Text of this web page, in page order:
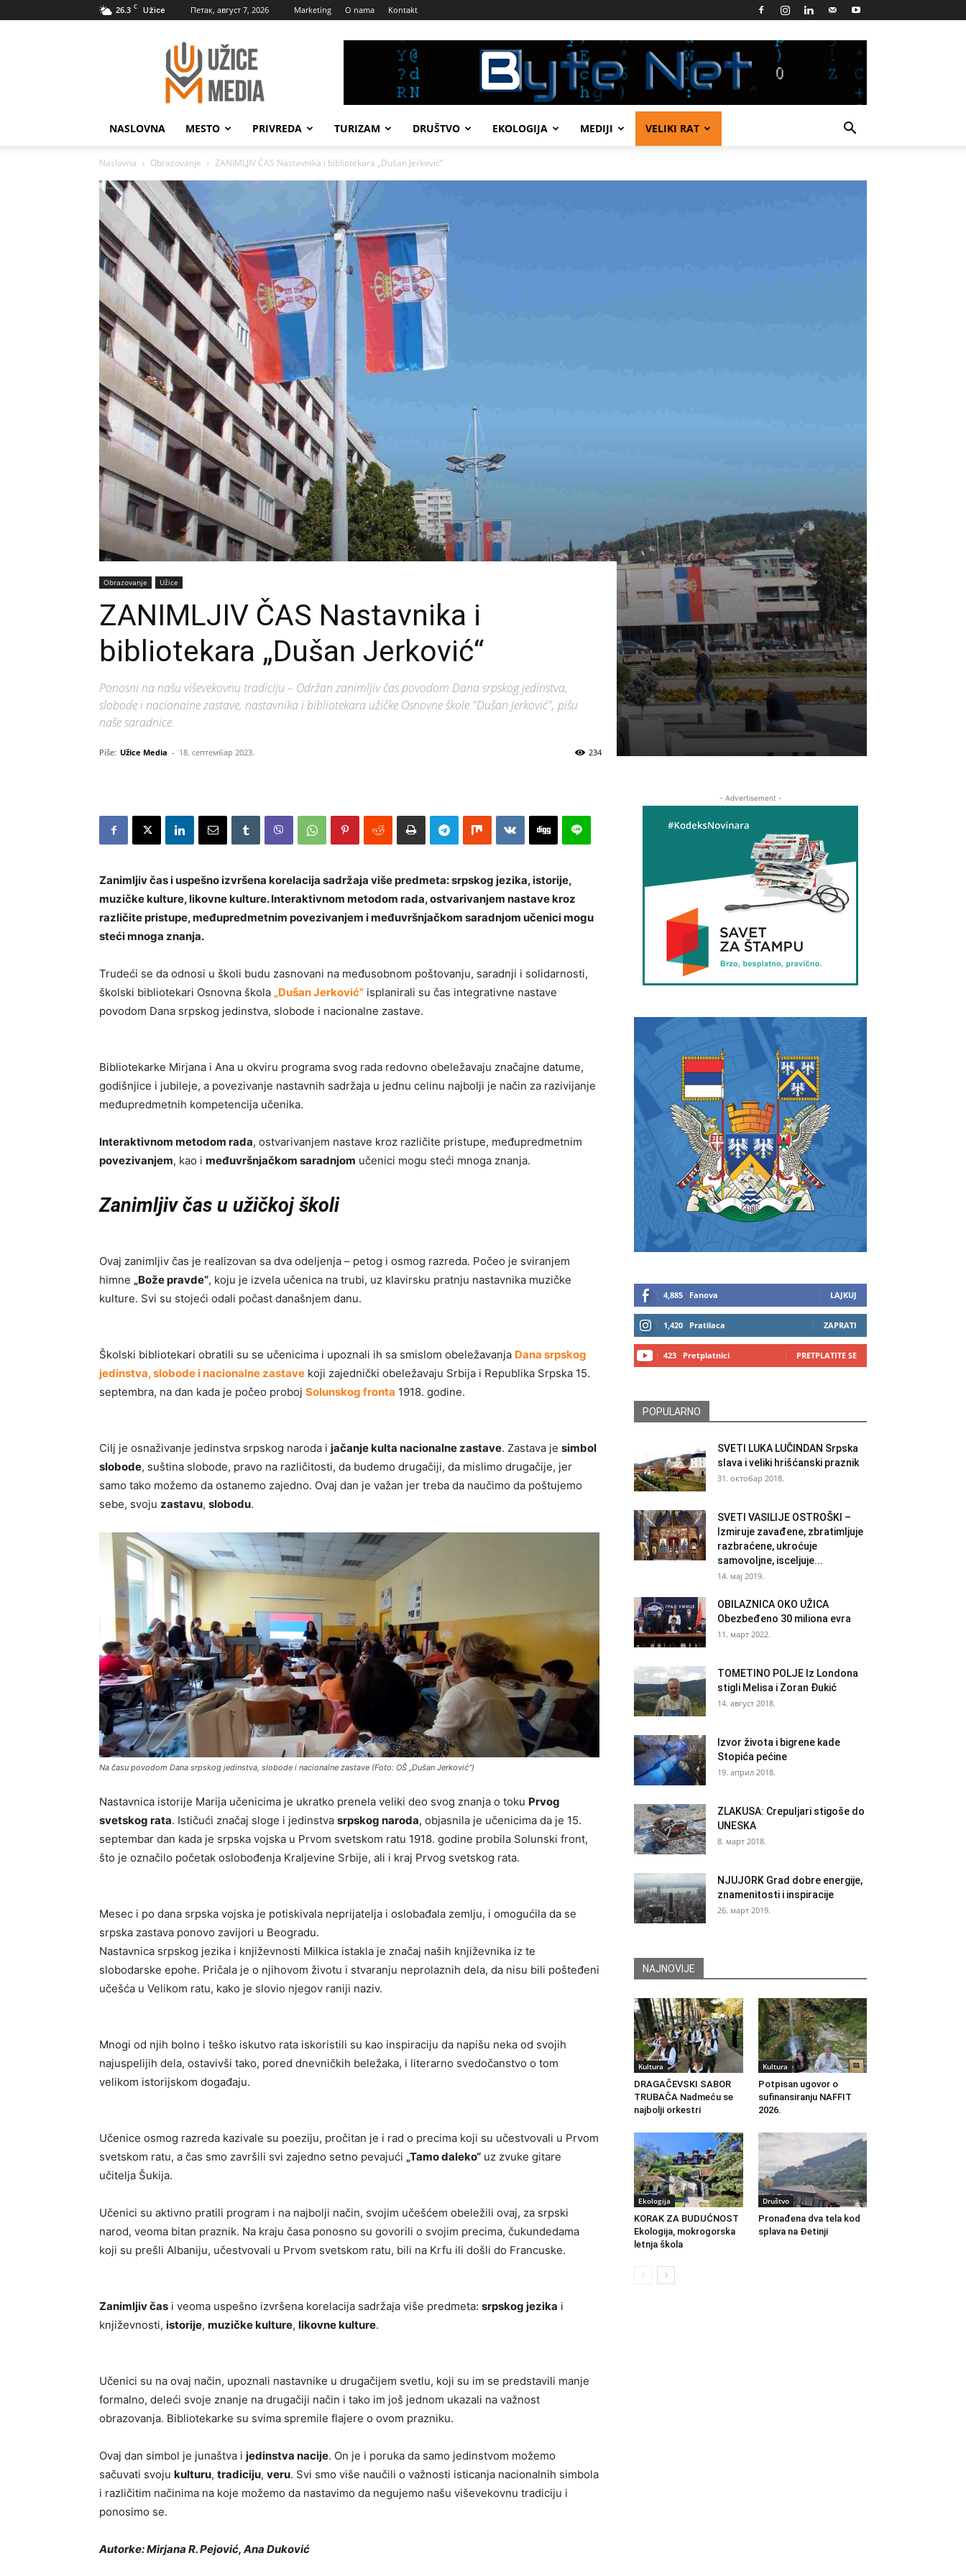
26.3 C Užice Петак, август 7, 2026 Marketing O nama Kontakt
UžiceMedia
NASLOVNA MESTO PRIVREDA TURIZAM DRUŠTVO EKOLOGIJA MEDIJI VELIKI RAT
Naslovna Obrazovanje ZANIMLJIV ČAS Nastavnika i bibliotekara „Dušan Jerković“
Obrazovanje Užice
ZANIMLJIV ČAS Nastavnika i
bibliotekara „Dušan Jerković“
Ponosni na našu viševekovnu tradiciju – Održan zanimljiv čas povodom Dana srpskog jedinstva,
slobode i nacionalne zastave, nastavnika i bibliotekara užičke Osnovne škole "Dušan Jerković", pišu
naše saradnice.
Piše: Užice Media - 18. септембар 2023. 234
Zanimljiv čas i uspešno izvršena korelacija sadržaja više predmeta: srpskog jezika, istorije,
muzičke kulture, likovne kulture. Interaktivnom metodom rada, ostvarivanjem nastave kroz
različite pristupe, međupredmetnim povezivanjem i međuvršnjačkom saradnjom učenici mogu
steći mnoga znanja.
Trudeći se da odnosi u školi budu zasnovani na međusobnom poštovanju, saradnji i solidarnosti,
školski bibliotekari Osnovna škola „Dušan Jerković“ isplanirali su čas integrativne nastave
povodom Dana srpskog jedinstva, slobode i nacionalne zastave.
Bibliotekarke Mirjana i Ana u okviru programa svog rada redovno obeležavaju značajne datume,
godišnjice i jubileje, a povezivanje nastavnih sadržaja u jednu celinu najbolji je način za razivijanje
međupredmetnih kompetencija učenika.
Interaktivnom metodom rada, ostvarivanjem nastave kroz različite pristupe, međupredmetnim
povezivanjem, kao i međuvršnjačkom saradnjom učenici mogu steći mnoga znanja.
Zanimljiv čas u užičkoj školi
Ovaj zanimljiv čas je realizovan sa dva odeljenja – petog i osmog razreda. Počeo je sviranjem
himne „Bože pravde“, koju je izvela učenica na trubi, uz klavirsku pratnju nastavnika muzičke
kulture. Svi su stojeći odali počast današnjem danu.
Školski bibliotekari obratili su se učenicima i upoznali ih sa smislom obeležavanja Dana srpskog
jedinstva, slobode i nacionalne zastave koji zajednički obeležavaju Srbija i Republika Srpska 15.
septembra, na dan kada je počeo proboj Solunskog fronta 1918. godine.
Cilj je osnaživanje jedinstva srpskog naroda i jačanje kulta nacionalne zastave. Zastava je simbol
slobode, suština slobode, pravo na različitosti, da budemo drugačiji, da mislimo drugačije, jer
samo tako možemo da ostanemo zajedno. Ovaj dan je važan jer treba da naučimo da poštujemo
sebe, svoju zastavu, slobodu.
Na času povodom Dana srpskog jedinstva, slobode i nacionalne zastave (Foto: OŠ „Dušan Jerković“)
Nastavnica istorije Marija učenicima je ukratko prenela veliki deo svog znanja o toku Prvog
svetskog rata. Ističući značaj sloge i jedinstva srpskog naroda, objasnila je učenicima da je 15.
septembar dan kada je srpska vojska u Prvom svetskom ratu 1918. godine probila Solunski front,
što je označilo početak oslobođenja Kraljevine Srbije, ali i kraj Prvog svetskog rata.
Mesec i po dana srpska vojska je potiskivala neprijatelja i oslobađala zemlju, i omogućila da se
srpska zastava ponovo zavijori u Beogradu.
Nastavnica srpskog jezika i književnosti Milkica istakla je značaj naših književnika iz te
slobodarske epohe. Pričala je o njihovom životu i stvaranju neprolaznih dela, da nisu bili pošteđeni
učešća u Velikom ratu, kako je slovio njegov raniji naziv.
Mnogi od njih bolno i teško iskutvo rata iskoristili su kao inspiraciju da napišu neka od svojih
najuspelijih dela, ostavivši tako, pored dnevničkih beležaka, i literarno svedočanstvo o tom
velikom istorijskom događaju.
Učenice osmog razreda kazivale su poeziju, pročitan je i rad o precima koji su učestvovali u Prvom
svetskom ratu, a čas smo završili svi zajedno setno pevajući „Tamo daleko“ uz zvuke gitare
učitelja Šukija.
Učenici su aktivno pratili program i na najbolji način, svojim učešćem obeležili ovaj, za srpski
narod, veoma bitan praznik. Na kraju časa ponosno su govorili o svojim precima, čukundedama
koji su prešli Albaniju, učestvovali u Prvom svetskom ratu, bili na Krfu ili došli do Francuske.
Zanimljiv čas i veoma uspešno izvršena korelacija sadržaja više predmeta: srpskog jezika i
književnosti, istorije, muzičke kulture, likovne kulture.
Učenici su na ovaj način, upoznali nastavnike u drugačijem svetlu, koji su im se predstavili manje
formalno, deleći svoje znanje na drugačiji način i tako im još jednom ukazali na važnost
obrazovanja. Bibliotekarke su svima spremile flajere o ovom prazniku.
Ovaj dan simbol je junaštva i jedinstva nacije. On je i poruka da samo jedinstvom možemo
sačuvati svoju kulturu, tradiciju, veru. Svi smo više naučili o važnosti isticanja nacionalnih simbola
i različitim načinima na koje možemo da nastavimo da negujemo našu viševekovnu tradiciju i
ponosimo se.
Autorke: Mirjana R. Pejović, Ana Duković
- Advertisement -
4,885 Fanova LAJKUJ
1,420 Pratilaca ZAPRATI
423 Pretplatnici PRETPLATITE SE
POPULARNO
SVETI LUKA LUČINDAN Srpska
slava i veliki hrišćanski praznik
31. октобар 2018.
SVETI VASILIJE OSTROŠKI –
Izmiruje zavađene, zbratimljuje
razbraćene, ukroćuje
samovoljne, isceljuje...
14. мај 2019.
OBILAZNICA OKO UŽICA
Obezbeđeno 30 miliona evra
11. март 2022.
TOMETINO POLJE Iz Londona
stigli Melisa i Zoran Đukić
14. август 2018.
Izvor života i bigrene kade
Stopića pećine
19. април 2018.
ZLAKUSA: Crepuljari stigoše do
UNESKA
8. март 2018.
NJUJORK Grad dobre energije,
znamenitosti i inspiracije
26. март 2019.
NAJNOVIJE
Kultura
DRAGAČEVSKI SABOR
TRUBAČA Nadmeću se
najbolji orkestri
Kultura
Potpisan ugovor o
sufinansiranju NAFFIT
2026.
Ekologija
KORAK ZA BUDUĆNOST
Ekologija, mokrogorska
letnja škola
Društvo
Pronađena dva tela kod
splava na Đetinji